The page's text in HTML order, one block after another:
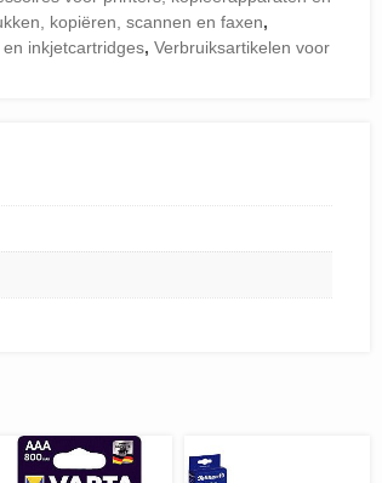
kopiëren, scannen en faxen,
en inkjetcartridges, Verbruiksartikelen voor